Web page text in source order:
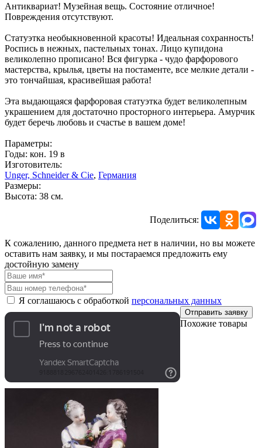
Антиквариат! Музейная вещь. Состояние отличное!
Повреждения отсутствуют.
Статуэтка необыкновенной красоты! Идеальная сохранность!
Роспись в нежных, пастельных тонах. Лицо купидона
великолепно прописано! Вся фигурка - чудо фарфорового
мастерства, крылья, цветы на постаменте, все мелкие детали -
это тончайшая, красивейшая работа!
Эта выдающаяся фарфоровая статуэтка будет великолепным
украшением для достаточно просторного интерьера. Амурчик
будет беречь любовь и счастье в вашем доме!
Параметры:
Годы: кон. 19 в
Изготовитель:
Unger, Schneider & Cie, Германия
Размеры:
Высота: 38 см.
Поделиться:
К сожалению, данного предмета нет в наличии, но вы можете
оставить нам заявку, и мы постараемся предложить ему
достойную замену
Я соглашаюсь с обработкой персональных данных
Отправить заявку
Похожие товары